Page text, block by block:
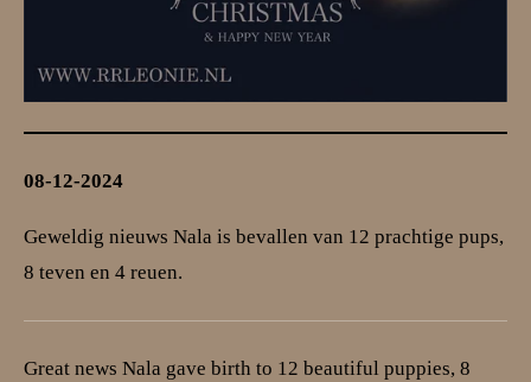
08-12-2024
Geweldig nieuws Nala is bevallen van 12 prachtige pups,
8 teven en 4 reuen.
Great news Nala gave birth to 12 beautiful puppies, 8